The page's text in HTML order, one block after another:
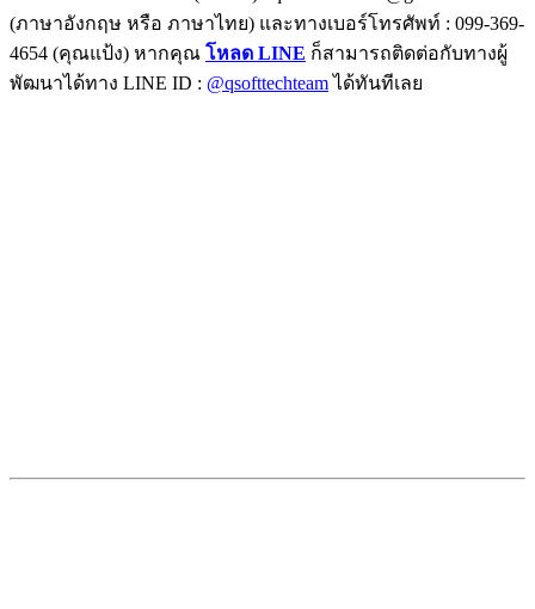
(ภาษาอังกฤษ หรือ ภาษาไทย) และทางเบอร์โทรศัพท์ : 099-369-
4654 (คุณแป้ง) หากคุณ โหลด LINE ก็สามารถติดต่อกับทางผู้
พัฒนาได้ทาง LINE ID : @qsofttechteamได้ทันทีเลย